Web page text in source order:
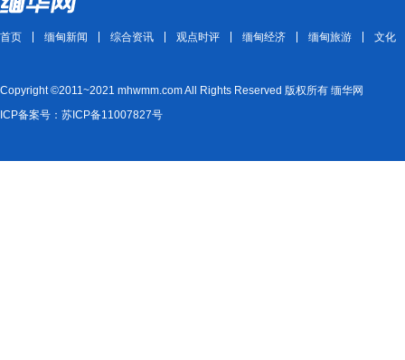
首页 缅甸新闻 综合资讯 观点时评 缅甸经济 缅甸旅游 文化
Copyright ©2011~2021 mhwmm.com All Rights Reserved 版权所有 缅华网
ICP备案号：苏ICP备11007827号